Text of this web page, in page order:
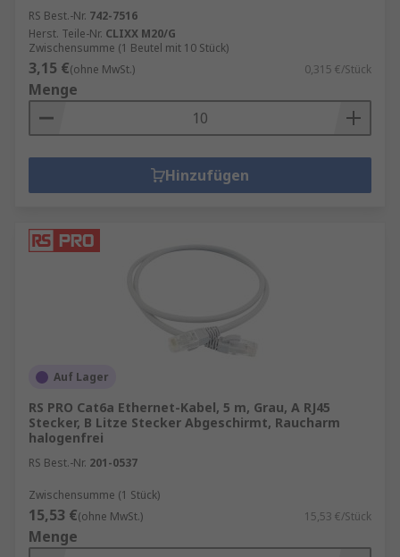
RS Best.-Nr. 742-7516
Herst. Teile-Nr. CLIXX M20/G
Zwischensumme (1 Beutel mit 10 Stück)
3,15 €(ohne MwSt.) 0,315 €/Stück
Menge
Hinzufügen
Auf Lager
RS PRO Cat6a Ethernet-Kabel, 5 m, Grau, A RJ45
Stecker, B Litze Stecker Abgeschirmt, Raucharm
halogenfrei
RS Best.-Nr. 201-0537
Zwischensumme (1 Stück)
15,53 €(ohne MwSt.) 15,53 €/Stück
Menge